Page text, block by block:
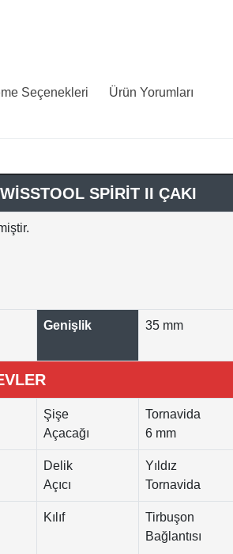
Seçenekleri Ürün Yorumları
SPİRİT II ÇAKI
Genişlik 35 mm
Şişe
Açacağı
Tornavida
6 mm
Delik
Açıcı
Yıldız
Tornavida
Kılıf
Tirbuşon
Bağlantısı